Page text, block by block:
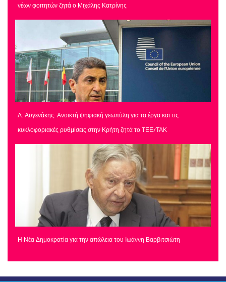
νέων φοιτητών ζητά ο Μιχάλης Κατρίνης
Λ. Αυγενάκης: Ανοικτή ψηφιακή γεωπύλη για τα έργα και τις
κυκλοφοριακές ρυθμίσεις στην Κρήτη ζητά το ΤΕΕ/ΤΑΚ
Η Νέα Δημοκρατία για την απώλεια του Ιωάννη Βαρβιτσιώτη